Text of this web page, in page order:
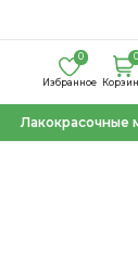
Избранное
0 0
Лакокрасочные